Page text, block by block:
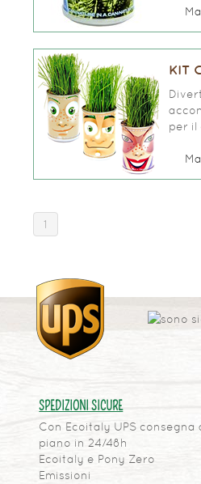
KIT
per il
1
SPEDIZIONI SICURE
Con Ecoitaly UPS consegna
piano in 24/48h
Ecoitaly e Pony Zero
Emissioni